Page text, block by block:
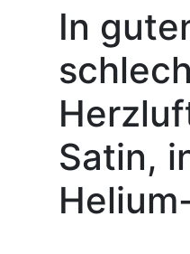
In
Satin,